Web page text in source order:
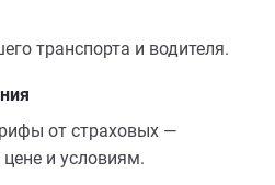
транспорта и водителя.
от страховых —
и условиям.